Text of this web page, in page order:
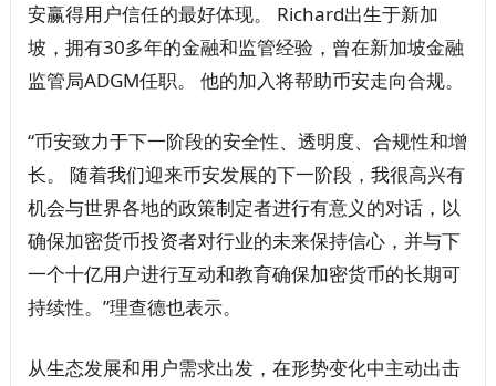
安赢得用户信任的最好体现。 Richard出生于新加
坡，拥有30多年的金融和监管经验，曾在新加坡金融
监管局ADGM任职。 他的加入将帮助币安走向合规。
“币安致力于下一阶段的安全性、透明度、合规性和增
长。 随着我们迎来币安发展的下一阶段，我很高兴有
机会与世界各地的政策制定者进行有意义的对话，以
确保加密货币投资者对行业的未来保持信心，并与下
一个十亿用户进行互动和教育确保加密货币的长期可
持续性。”理查德也表示。
从生态发展和用户需求出发，在形势变化中主动出击